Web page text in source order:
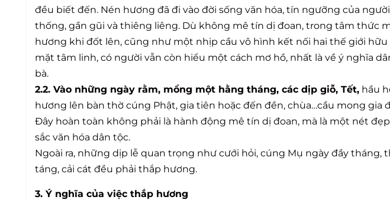
đều biết đến. Nén hương đã đi vào đời sống văn hóa, tín ngưỡng của
thống, gần gũi và thiêng liêng. Dù không mê tín dị đoan, trong tâm thức
hương khi đốt lên, cũng như một nhịp cầu vô hình kết nối hai thế giới hữu
mặt tâm linh, có người vẫn còn hiểu một cách mơ hồ, nhất là về ý nghĩa
bà.
2.2. Vào những ngày rằm, mồng một hằng tháng, các dịp giỗ, Tết, hầu
hương lên bàn thờ cúng Phật, gia tiên hoặc đến đền, chùa…cầu mong gia
Đây hoàn toàn không phải là hành động mê tín dị đoan, mà là một nét
sắc văn hóa dân tộc.
Ngoài ra, những dịp lễ quan trọng như cưới hỏi, cúng Mụ ngày đầy tháng,
táng, cải cát đều phải thắp hương.
3. Ý nghĩa của việc thắp hương